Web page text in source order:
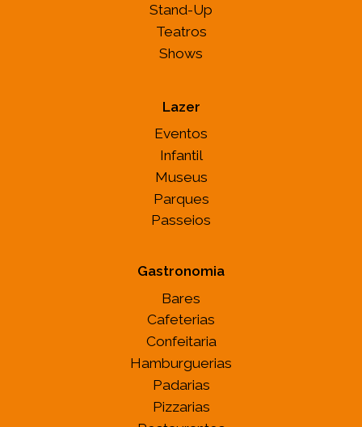
Stand-Up
Teatros
Shows
Lazer
Eventos
Infantil
Museus
Parques
Passeios
Gastronomia
Bares
Cafeterias
Confeitaria
Hamburguerias
Padarias
Pizzarias